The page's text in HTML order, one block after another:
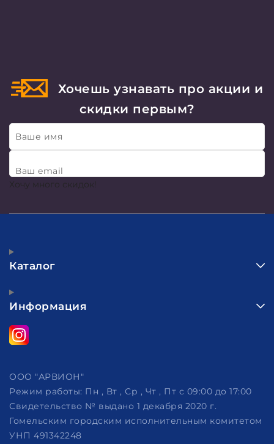
Хочешь узнавать про акции и
скидки первым?
Ваше имя
Ваш email
Хочу много скидок!
Каталог
Информация
ООО "АРВИОН"
Режим работы: Пн , Вт , Ср , Чт , Пт c 09:00 до 17:00
Свидетельство № выдано 1 декабря 2020 г.
Гомельским городским исполнительным комитетом
УНП 491342248